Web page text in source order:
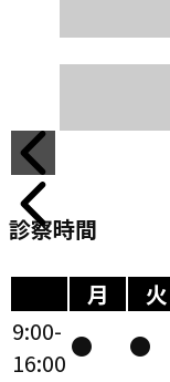
診察時間
月 火
9:00-
16:00
● ●